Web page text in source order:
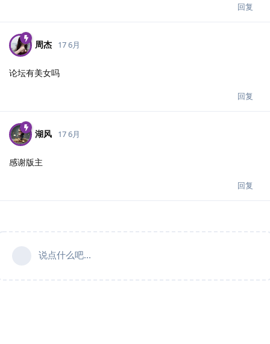
回复
周杰 17 6月
论坛有美女吗
回复
湖风 17 6月
感谢版主
回复
说点什么吧...